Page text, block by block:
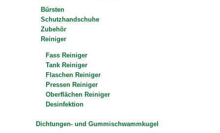
Bürsten
Schutzhandschuhe
Zubehör
Reiniger
Fass Reiniger
Tank Reiniger
Flaschen Reiniger
Pressen Reiniger
Oberflächen Reiniger
Desinfektion
Dichtungen- und Gummischwammkugel